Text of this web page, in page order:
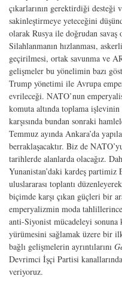
çıkarlarının gerektirdiği desteği
sakinleştirmeye yeteceğini
olarak Rusya ile doğrudan savaş
Silahlanmanın hızlanması,
geçirilmesi, ortak savunma ve
gelişmeler bu yönelimin bazı
Trump yönetimi ile Avrupa
evrileceği. NATO’nun
komuta altında toplama
karşısında bundan sonraki
Temmuz ayında Ankara’da
berraklaşacaktır. Biz de
tarihlerde alanlarda olacağız.
Yunanistan’daki kardeş partimiz
uluslararası toplantı
biçimde karşı çıkan güçleri bir
emperyalizmin moda
anti-Siyonist mücadeleyi
yürümesini sağlamak üzere bir
bağlı gelişmelerin ayrıntılarını
Devrimci İşçi Partisi
veriyoruz.